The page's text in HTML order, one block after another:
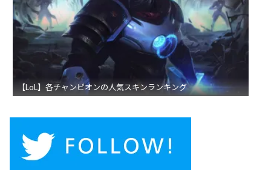
【LoL】各チャンピオンの人気スキンランキング